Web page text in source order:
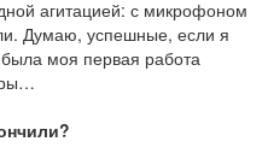
агитацией: с микрофоном
Думаю, успешные, если я
моя первая работа